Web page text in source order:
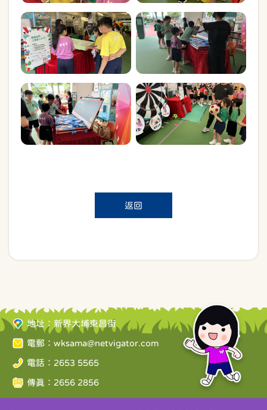
返回
地址：新界大埔東昌街
電郵： wksama@netvigator.com
電話：2653 5565
傳真：2656 2856